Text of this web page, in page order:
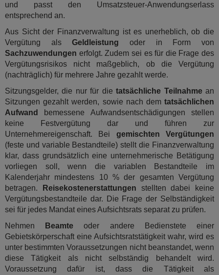
und passt den Umsatzsteuer-Anwendungserlass
entsprechend an.
Aus Sicht der Finanzverwaltung ist es unerheblich, ob die
Vergütung alsGeldleistungoder in Form von
Sachzuwendungen erfolgt. Zudem sei es für die Frage des
Vergütungsrisikos nicht maßgeblich, ob die Vergütung
(nachträglich) für mehrere Jahre gezahlt werde.
Sitzungsgelder, die nur für dietatsächliche Teilnahmean
Sitzungen gezahlt werden, sowie nach dem tatsächlichen
Aufwand
bemessene Aufwandsentschädigungen stellen
keine Festvergütung dar und führen zur
Unternehmereigenschaft. Bei gemischten Vergütungen
(feste und variable Bestandteile) stellt die Finanzverwaltung
klar, dass grundsätzlich eine unternehmerische Betätigung
vorliegen soll, wenn die variablen Bestandteile im
Kalenderjahr mindestens 10 % der gesamten Vergütung
betragen.
Reisekostenerstattungen stellten dabei keine
Vergütungsbestandteile dar. Die Frage der Selbständigkeit
sei für jedes Mandat eines Aufsichtsrats separat zu prüfen.
Nehmen
Beamteoder andere Bedienstete einer
Gebietskörperschaft eine Aufsichtsratstätigkeit wahr, wird es
unter bestimmten Voraussetzungen nicht beanstandet, wenn
diese Tätigkeit als nicht selbständig behandelt wird.
Voraussetzung dafür ist, dass die Tätigkeit als